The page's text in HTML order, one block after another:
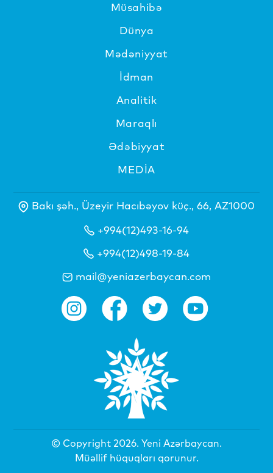
Müsahibə
Dünya
Mədəniyyat
İdman
Analitik
Maraqlı
Ədəbiyyat
MEDİA
Bakı şəh., Üzeyir Hacıbəyov küç., 66, AZ1000
+994(12)493-16-94
+994(12)498-19-84
mail@yeniazerbaycan.com
© Copyright 2026. Yeni Azərbaycan.
Müəllif hüquqları qorunur.